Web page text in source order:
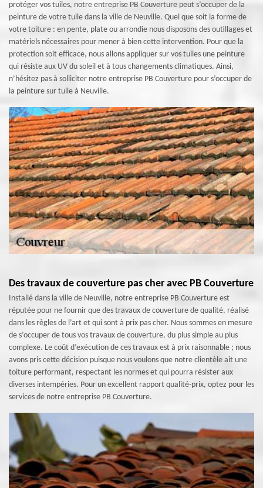
protéger vos tuiles, notre entreprise PB Couverture peut s’occuper de la
peinture de votre tuile dans la ville de Neuville. Quel que soit la forme de
votre toiture : en pente, plate ou arrondie nous disposons des outillages et
matériels nécessaires pour mener à bien cette intervention. Pour que la
protection soit efficace, nous allons appliquer sur vos tuiles une peinture
qui résiste aux UV du soleil et à tous changements climatiques. Ainsi,
n’hésitez pas à solliciter notre entreprise PB Couverture pour s’occuper de
la peinture sur tuile à Neuville.
Des travaux de couverture pas cher avec PB Couverture
Installé dans la ville de Neuville, notre entreprise PB Couverture est
réputée pour ne fournir que des travaux de couverture de qualité, réalisé
dans les règles de l’art et qui sont à prix pas cher. Nous sommes en mesure
de s’occuper de tous vos travaux de couverture, du plus simple au plus
complexe. Le coût d’exécution de ces travaux est à prix raisonnable ; nous
avons pris cette décision puisque nous voulons que notre clientèle ait une
toiture performant, respectant les normes et qui pourra résister aux
diverses intempéries. Pour un excellent rapport qualité-prix, optez pour les
services de notre entreprise PB Couverture.